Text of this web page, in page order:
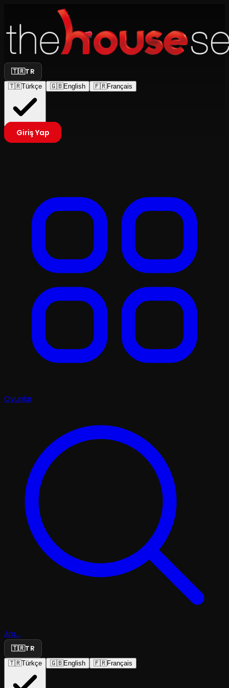
🇹🇷TR
🇹🇷Türkçe 🇬🇧English 🇫🇷Français
Giriş Yap
Oyunlar
Ara...
🇹🇷TR
🇹🇷Türkçe 🇬🇧English 🇫🇷Français